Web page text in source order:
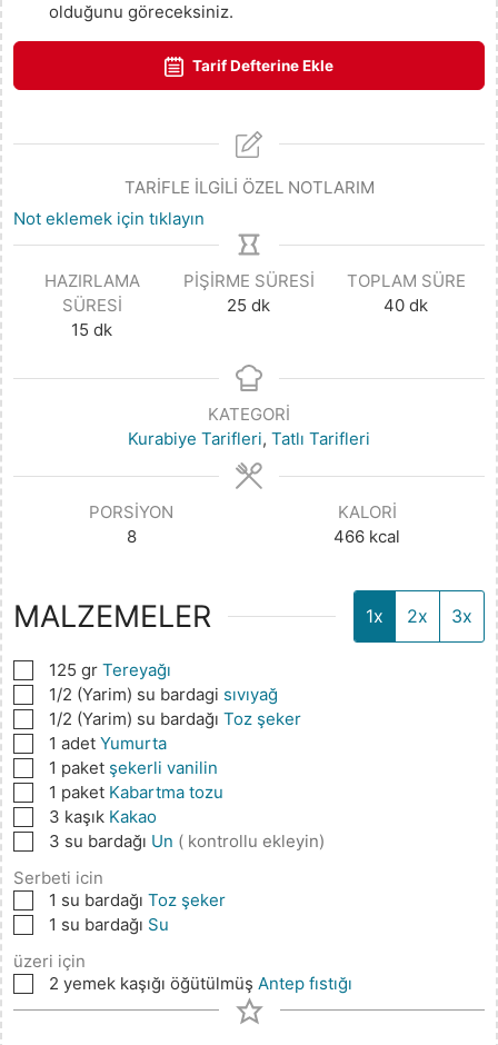
olduğunu göreceksiniz.
Tarif Defterine Ekle
TARİFLE İLGİLİ ÖZEL NOTLARIM
Not eklemek için tıklayın
HAZIRLAMA
SÜRESI
15 dk
PIŞIRME SÜRESI
25 dk
TOPLAM SÜRE
40 dk
KATEGORI
Kurabiye Tarifleri, Tatlı Tarifleri
PORSIYON
8
KALORI
466 kcal
MALZEMELER 1x 2x 3x
▢125 gr Tereyağı
▢1/2 (Yarim) su bardagi sıvıyağ
▢1/2 (Yarim) su bardağı Toz şeker
▢1 adet Yumurta
▢1 paket şekerli vanilin
▢1 paket Kabartma tozu
▢
3 kaşık Kakao
▢
3 su bardağı Un ( kontrollu ekleyin)
Serbeti icin
▢1 su bardağı Toz şeker
▢1 su bardağı Su
üzeri için
▢
2 yemek kaşığı öğütülmüş Antep fıstığı